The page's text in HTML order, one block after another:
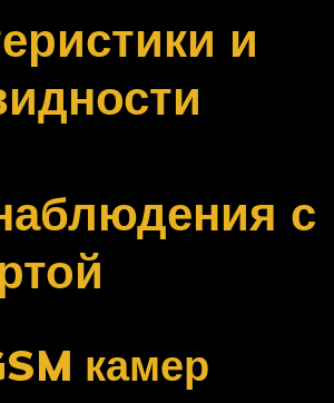
и
с
камер